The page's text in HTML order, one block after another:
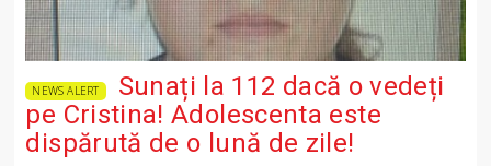
NEWS ALERT
Sunați la 112 dacă o vedeți
pe Cristina! Adolescenta este
dispărută de o lună de zile!